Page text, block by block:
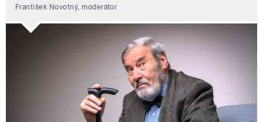
František Novotný, moderátor